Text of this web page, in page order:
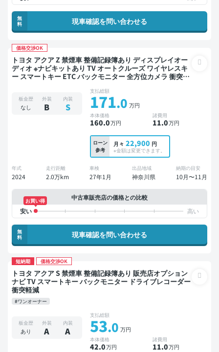
無
料
現車確認を問い合わせる
価格交渉OK
トヨタ アクア Z 禁煙車 整備記録簿あり ディスプレイオー
ディオ ※ナビキットあり TV オートクルーズ ワイヤレスキ
ー スマートキー ETC バックモニター 全方位カメラ 衝突軽
板金歴
なし
外装
B
内装
S
支払総額
171.0 万円
本体価格
160.0万円
諸費用
11.0万円
ローン
参考
月々 22,900 円
※金額は変更できます。
年式
2024
走行距離
2.0万km
車検
27年1月
出品地域
神奈川県
納期の目安
10月〜11月
中古車販売店の価格との比較
お買い得
無
料
現車確認を問い合わせる
短納期 価格交渉OK
トヨタ アクア S 禁煙車 整備記録簿あり 販売店オプション
ナビ TV スマートキー バックモニター ドライブレコーダー
衝突軽減
#ワンオーナー
板金歴
あり
外装
A
内装
A
支払総額
53.0 万円
本体価格
42.0万円
諸費用
11.0万円